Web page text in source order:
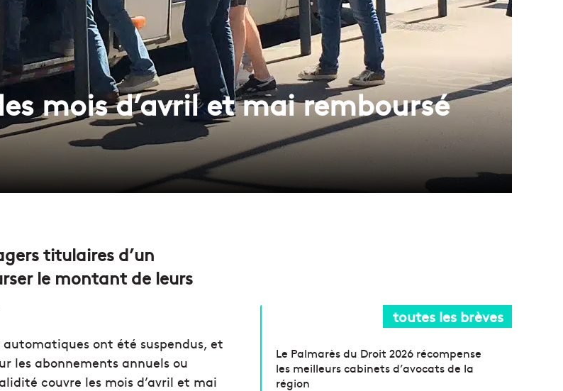
mois d’avril et mai remboursé
titulaires d’un
le montant de leurs
automatiques ont été suspendus, et
les abonnements annuels ou
couvre les mois d’avril et mai
toutes les brèves
Le Palmarès du Droit 2026 récompense
les meilleurs cabinets d’avocats de la
région